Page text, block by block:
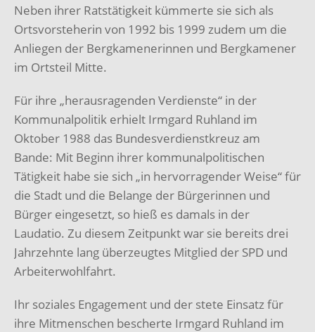
Neben ihrer Ratstätigkeit kümmerte sie sich als
Ortsvorsteherin von 1992 bis 1999 zudem um die
Anliegen der Bergkamenerinnen und Bergkamener
im Ortsteil Mitte.
Für ihre „herausragenden Verdienste“ in der
Kommunalpolitik erhielt Irmgard Ruhland im
Oktober 1988 das Bundesverdienstkreuz am
Bande: Mit Beginn ihrer kommunalpolitischen
Tätigkeit habe sie sich „in hervorragender Weise“ für
die Stadt und die Belange der Bürgerinnen und
Bürger eingesetzt, so hieß es damals in der
Laudatio. Zu diesem Zeitpunkt war sie bereits drei
Jahrzehnte lang überzeugtes Mitglied der SPD und
Arbeiterwohlfahrt.
Ihr soziales Engagement und der stete Einsatz für
ihre Mitmenschen bescherte Irmgard Ruhland im